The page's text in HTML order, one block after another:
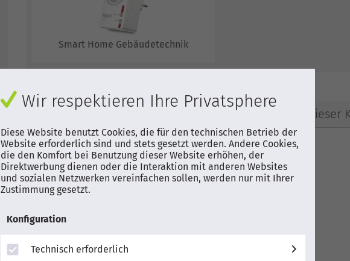
Wir respektieren Ihre Privatsphere
Diese Website benutzt Cookies, die für den technischen Betrieb der
Website erforderlich sind und stets gesetzt werden. Andere Cookies,
die den Komfort bei Benutzung dieser Website erhöhen, der
Direktwerbung dienen oder die Interaktion mit anderen Websites
und sozialen Netzwerken vereinfachen sollen, werden nur mit Ihrer
Zustimmung gesetzt.
Konfiguration
Technisch erforderlich
Smart Home Gebäudetechnik
Topseller in dieser